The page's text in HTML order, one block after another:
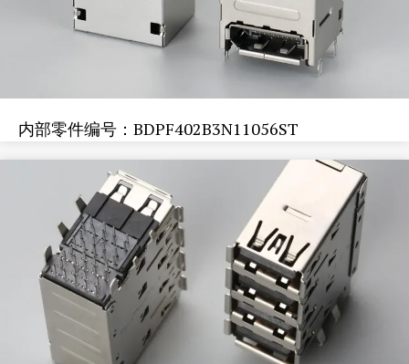
内部零件编号：BDPF402B3N11056ST